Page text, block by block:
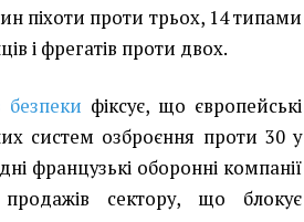
піхоти проти трьох, 14 типами
і фрегатів проти двох.
безпеки фіксує, що європейські
систем озброєння проти 30 у
французькі оборонні компанії
продажів сектору, що блокує